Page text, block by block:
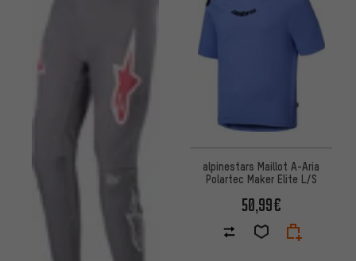
alpinestars Maillot A-Aria
Polartec Maker Elite L/S
50,99€